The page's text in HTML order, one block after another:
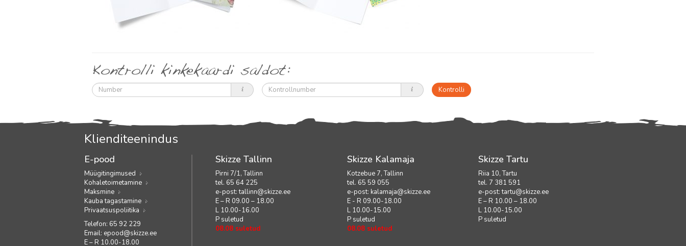
Kontrolli kinkekaardi saldot:
Number Kontrollnumber
Klienditeenindus
E-pood
Müügitingimused
Kohaletoimetamine
Maksmine
Kauba tagastamine
Privaatsuspoliitika
Telefon: 65 92 229
Email: epood@skizze.ee
E – R 10.00-18.00
Skizze Tallinn
Pirni 7/1, Tallinn
tel. 65 64 225
e-post:tallinn@skizze.ee
E – R 09.00 – 18.00
L 10.00-16.00
P suletud
08.08 suletud
Skizze Kalamaja
Kotzebue 7, Tallinn
tel. 65 59 055
e-post: kalamaja@skizze.ee
E - R 09.00-18.00
L 10.00-15.00
P suletud
08.08 suletud
Skizze Tartu
Riia 10, Tartu
tel. 7 381 591
e-post:tartu@skizze.ee
E – R 10.00 – 18.00
L 10.00-15.00
P suletud